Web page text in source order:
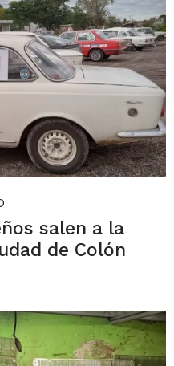
salen a la
de Colón